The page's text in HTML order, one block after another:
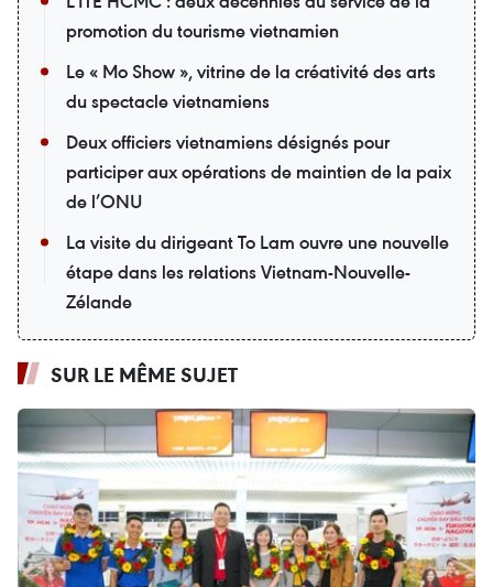
promotion du tourisme vietnamien
Le « Mo Show », vitrine de la créativité des arts
du spectacle vietnamiens
Deux officiers vietnamiens désignés pour
participer aux opérations de maintien de la paix
de l’ONU
La visite du dirigeant To Lam ouvre une nouvelle
étape dans les relations Vietnam-Nouvelle-
Zélande
SUR LE MÊME SUJET